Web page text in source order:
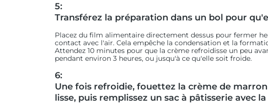
5:
Transférez la préparation dans un bol pour
Placez du film alimentaire directement dessus pour fermer
contact avec l'air. Cela empêche la condensation et la
Attendez 10 minutes pour que la crème refroidisse un peu
pendant environ 3 heures, ou jusqu'à ce qu'elle soit froide.
6:
Une fois refroidie, fouettez la crème de
lisse, puis remplissez un sac à pâtisserie avec